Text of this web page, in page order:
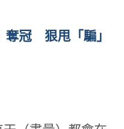
奪冠 狠甩「騙」